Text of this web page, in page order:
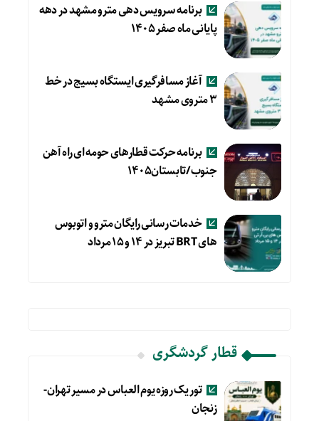
برنامه سرویس دهی مترو مشهد در دهه
پایانی ماه صفر ۱۴۰۵
آغاز مسافرگیری ایستگاه بسیج در خط
۳ متروی مشهد
برنامه حرکت قطارهای حومه ای راه آهن
جنوب/تابستان۱۴۰۵
خدمات رسانی رایگان مترو و اتوبوس
های BRT تبریز در ۱۴ و ۱۵ مرداد
قطار گردشگری
تور یک روزه یوم العباس در مسیر تهران-
زنجان